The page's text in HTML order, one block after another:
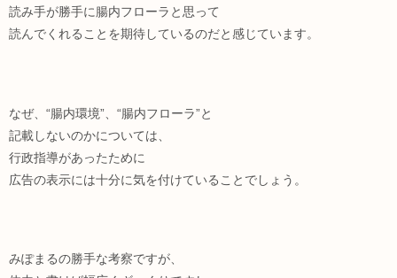
読み手が勝手に腸内フローラと思って
読んでくれることを期待しているのだと感じています。
なぜ、“腸内環境”、“腸内フローラ”と
記載しないのかについては、
行政指導があったために
広告の表示には十分に気を付けていることでしょう。
みぽまるの勝手な考察ですが、